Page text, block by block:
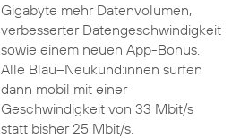
Gigabyte mehr Datenvolumen,
verbesserter Datengeschwindigkeit
sowie einem neuen App-Bonus.
Alle Blau–Neukund:innen surfen
dann mobil mit einer
Geschwindigkeit von 33 Mbit/s
statt bisher 25 Mbit/s.